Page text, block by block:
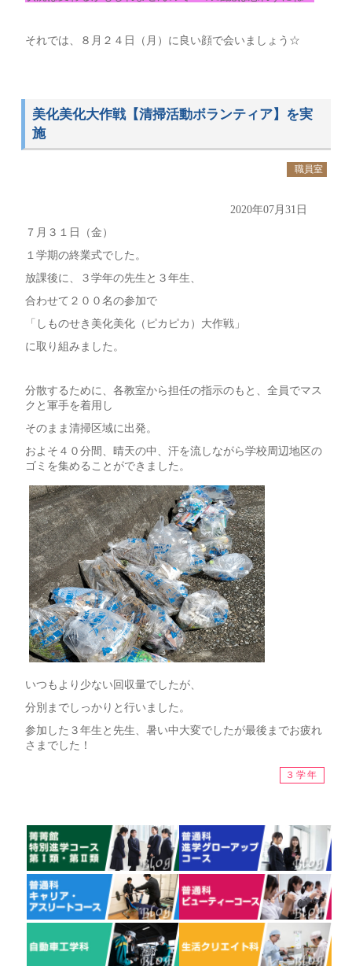
それでは、８月２４日（月）に良い顔で会いましょう☆
美化美化大作戦【清掃活動ボランティア】を実
施
職員室
2020年07月31日
７月３１日（金）
１学期の終業式でした。
放課後に、３学年の先生と３年生、
合わせて２００名の参加で
「しものせき美化美化（ピカピカ）大作戦」
に取り組みました。
分散するために、各教室から担任の指示のもと、全員でマス
クと軍手を着用し
そのまま清掃区域に出発。
およそ４０分間、晴天の中、汗を流しながら学校周辺地区の
ゴミを集めることができました。
いつもより少ない回収量でしたが、
分別までしっかりと行いました。
参加した３年生と先生、暑い中大変でしたが最後までお疲れ
さまでした！
３学年